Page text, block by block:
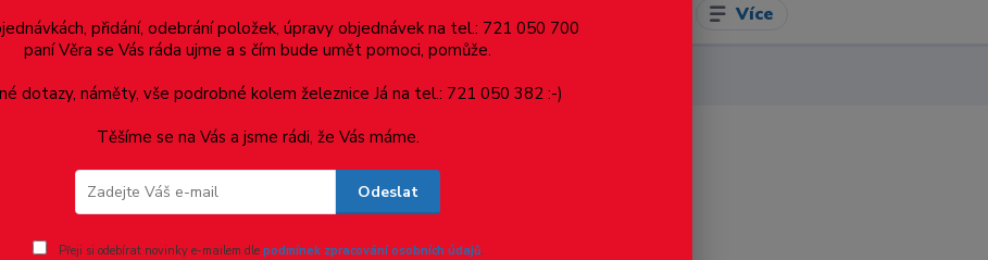
Dárkové poukazy, upomínkové předměty Více
přidání, odebrání položek, úpravy objednávek na tel.: 721 050 700
paní Věra se Vás ráda ujme a s čím bude umět pomoci, pomůže.
dotazy, náměty, vše podrobné kolem železnice Já na tel.: 721 050 382 :-)
Těšíme se na Vás a jsme rádi, že Vás máme.
Odeslat
Přeji si odebírat novinky e-mailem dle podmínek zpracování osobních údajů.